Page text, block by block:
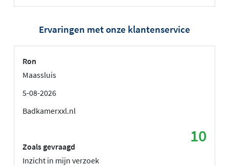
Ervaringen met onze klantenservice
Ron
Maassluis
5-08-2026
Badkamerxxl.nl
10
Zoals gevraagd
Inzicht in mijn verzoek